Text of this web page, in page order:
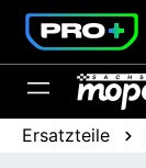
springen
Ersatzteile